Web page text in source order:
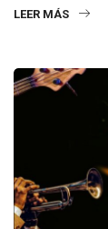
LEER MÁS